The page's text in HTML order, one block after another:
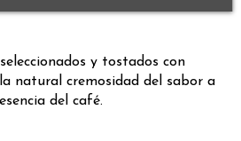
y tostados con
natural cremosidad del sabor a
del café.